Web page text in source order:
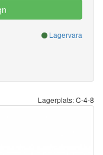
Lagervara
Lagerplats: C-4-8